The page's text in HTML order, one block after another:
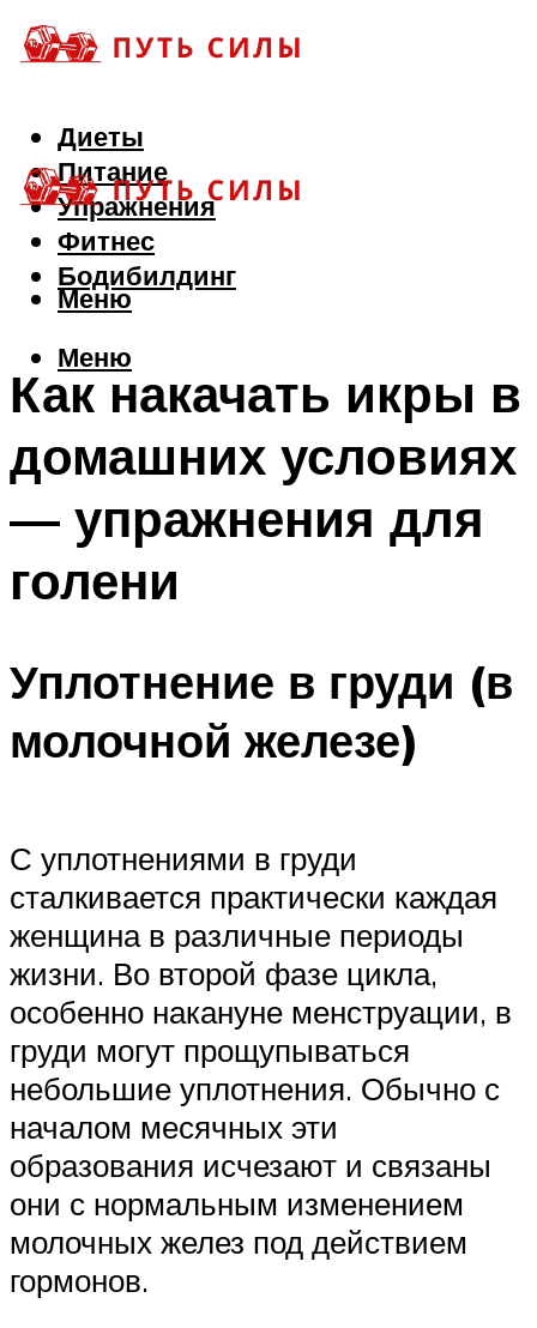
Диеты
Питание
Упражнения
Фитнес
Бодибилдинг
Меню
Меню
Как накачать икры в
домашних условиях
— упражнения для
голени
Уплотнение в груди (в
молочной железе)
С уплотнениями в груди
сталкивается практически каждая
женщина в различные периоды
жизни. Во второй фазе цикла,
особенно накануне менструации, в
груди могут прощупываться
небольшие уплотнения. Обычно с
началом месячных эти
образования исчезают и связаны
они с нормальным изменением
молочных желез под действием
гормонов.